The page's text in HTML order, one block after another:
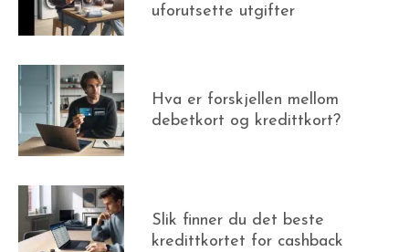
uforutsette utgifter
Hva er forskjellen mellom
debetkort og kredittkort?
Slik finner du det beste
kredittkortet for cashback